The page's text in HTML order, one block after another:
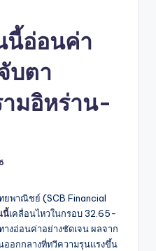
นี้อ่อนค่า
บตา
ามอิหร่าน-
ยพาณิชย์ (SCB Financial
นี้เคลื่อนไหวในกรอบ 32.65-
งอ่อนค่าอย่างชัดเจน ผลจาก
อกกลางที่ทวีความรุนแรงขึ้น